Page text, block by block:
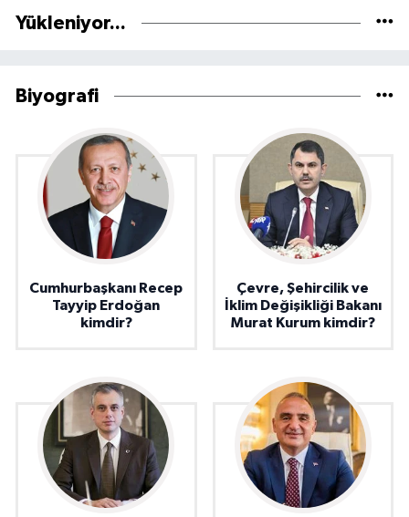
Yükleniyor...
Biyografi
Cumhurbaşkanı Recep
Tayyip Erdoğan
kimdir?
Çevre, Şehircilik ve
İklim Değişikliği Bakanı
Murat Kurum kimdir?